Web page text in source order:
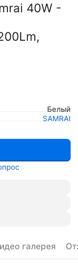
40W -
Белый
SAMRAI
галерея